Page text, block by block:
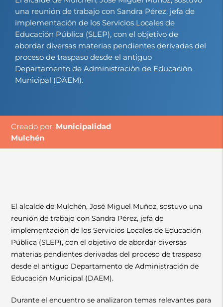
una reunión de trabajo con Sandra Pérez, jefa de
implementación de los Servicios Locales de
Educación Pública (SLEP), con el objetivo de
abordar diversas materias pendientes derivadas del
proceso de traspaso desde el antiguo
Departamento de Administración de Educación
Municipal (DAEM).
Creado por: Municipalidad
Mulchén
El alcalde de Mulchén, José Miguel Muñoz, sostuvo una
reunión de trabajo con Sandra Pérez, jefa de
implementación de los Servicios Locales de Educación
Pública (SLEP), con el objetivo de abordar diversas
materias pendientes derivadas del proceso de traspaso
desde el antiguo Departamento de Administración de
Educación Municipal (DAEM).
Durante el encuentro se analizaron temas relevantes para